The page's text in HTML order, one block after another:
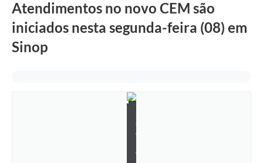
Atendimentos no novo CEM são
iniciados nesta segunda-feira (08) em
Sinop
S
u
e
e